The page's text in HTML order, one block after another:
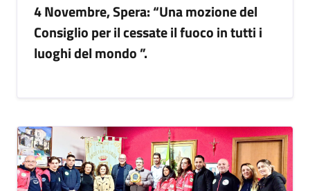
4 Novembre, Spera: “Una mozione del
Consiglio per il cessate il fuoco in tutti i
luoghi del mondo ”.